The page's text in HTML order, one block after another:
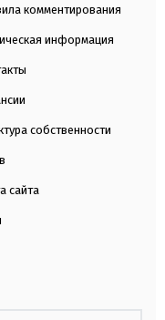
комментирования
информация
собственности
сайта